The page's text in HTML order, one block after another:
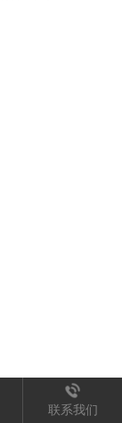
联系我们